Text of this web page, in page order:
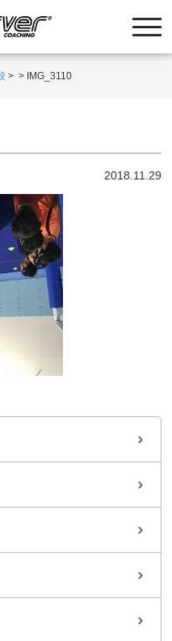
> > IMG_3110
2018.11.29